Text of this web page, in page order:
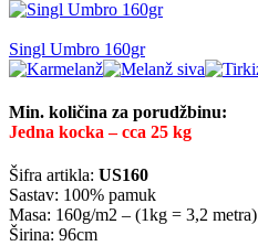
Singl Umbro 160gr
Min. količina za porudžbinu:
Jedna kocka – cca 25 kg
Šifra artikla: US160
Sastav: 100% pamuk
Masa: 160g/m2 – (1kg = 3,2 metra)
Širina: 96cm